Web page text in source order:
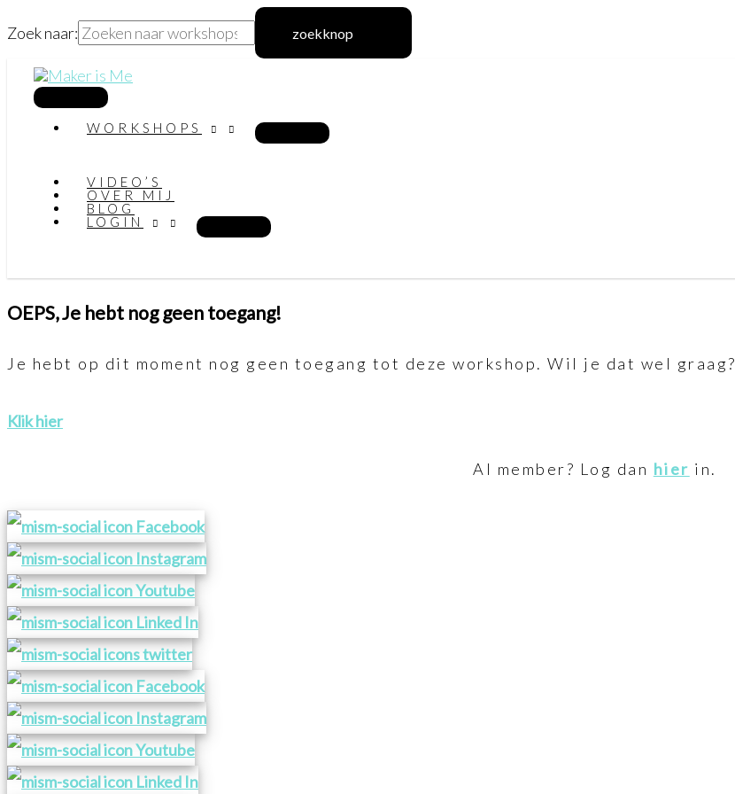
Zoek naar: zoekknop
naar
hoofdmenu
WORKSHOPS
VIDEO’S
OVER MIJ
BLOG
LOGIN
OEPS, Je hebt nog geen toegang!
Je hebt op dit moment nog geen toegang tot deze workshop. Wil je dat wel graag?
Klik hier
Al member? Log dan hier in.